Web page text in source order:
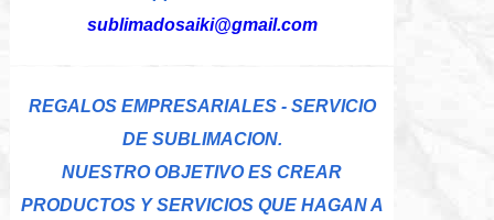
sublimadosaiki@gmail.com
REGALOS EMPRESARIALES - SERVICIO
DE SUBLIMACION.
NUESTRO OBJETIVO ES CREAR
PRODUCTOS Y SERVICIOS QUE HAGAN A